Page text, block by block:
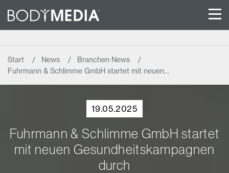
Start News
Branchen News
Fuhrmann & Schlimme GmbH startet mit neuen…
19.05.2025
Fuhrmann & Schlimme GmbH startet
mit neuen Gesundheitskampagnen
durch